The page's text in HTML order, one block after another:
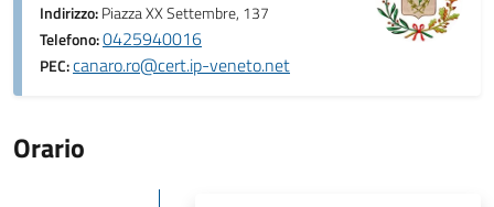
Indirizzo:Piazza XX Settembre, 137
Telefono:0425940016
PEC:canaro.ro@cert.ip-veneto.net
Orario